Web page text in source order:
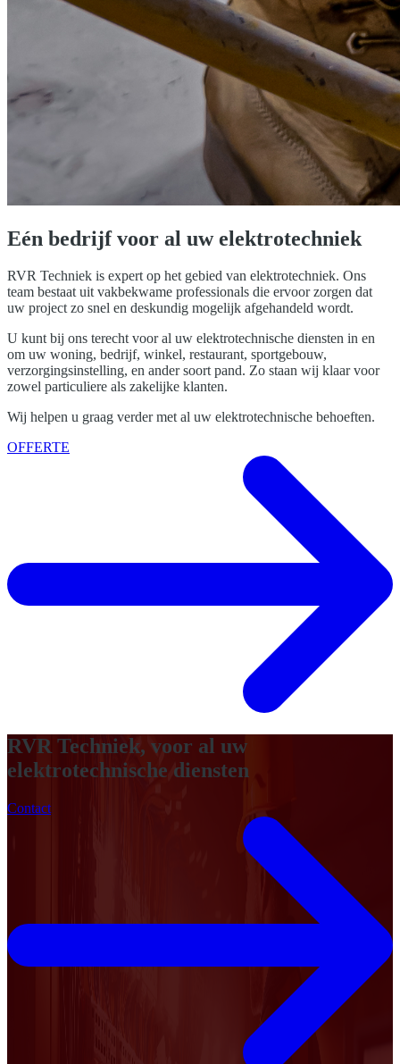
Eén bedrijf voor al uw elektrotechniek
RVR Techniek is expert op het gebied van elektrotechniek. Ons
team bestaat uit vakbekwame professionals die ervoor zorgen dat
uw project zo snel en deskundig mogelijk afgehandeld wordt.
U kunt bij ons terecht voor al uw elektrotechnische diensten in en
om uw woning, bedrijf, winkel, restaurant, sportgebouw,
verzorgingsinstelling, en ander soort pand. Zo staan wij klaar voor
zowel particuliere als zakelijke klanten.
Wij helpen u graag verder met al uw elektrotechnische behoeften.
OFFERTE
RVR Techniek, voor al uw
elektrotechnische diensten
Contact